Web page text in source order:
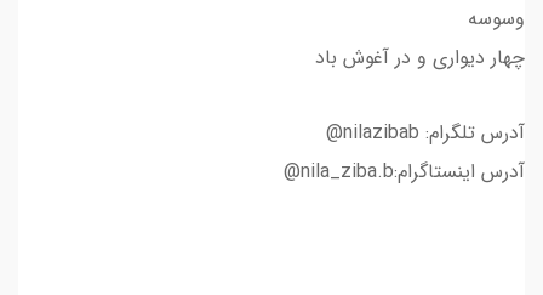
وسوسه
چهار دیواری و در آغوش باد
آدرس تلگرام: nilazibab@
آدرس اینستاگرام:nila_ziba.b@